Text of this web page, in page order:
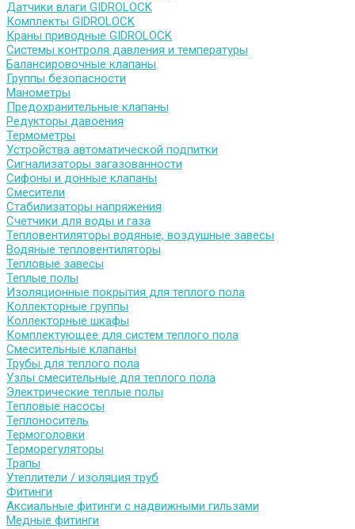
Датчики влаги GIDROLOCK
Комплекты GIDROLOCK
Краны приводные GIDROLOCK
Системы контроля давления и температуры
Балансировочные клапаны
Группы безопасности
Манометры
Предохранительные клапаны
Редукторы давоения
Термометры
Устройства автоматической подпитки
Сигнализаторы загазованности
Сифоны и донные клапаны
Смесители
Стабилизаторы напряжения
Счетчики для воды и газа
Тепловентиляторы водяные, воздушные завесы
Водяные тепловентиляторы
Тепловые завесы
Теплые полы
Изоляционные покрытия для теплого пола
Коллекторные группы
Коллекторные шкафы
Комплектующее для систем теплого пола
Смесительные клапаны
Трубы для теплого пола
Узлы смесительные для теплого пола
Электрические теплые полы
Тепловые насосы
Теплоноситель
Термоголовки
Терморегуляторы
Трапы
Утеплители / изоляция труб
Фитинги
Аксиальные фитинги с надвижными гильзами
Медные фитинги